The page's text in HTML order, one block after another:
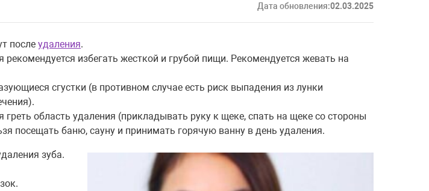
Дата обновления:02.03.2025
после удаления.
рекомендуется избегать жесткой и грубой пищи. Рекомендуется жевать на
сгустки (в противном случае есть риск выпадения из лунки
греть область удаления (прикладывать руку к щеке, спать на щеке со стороны
посещать баню, сауну и принимать горячую ванну в день удаления.
зуба.